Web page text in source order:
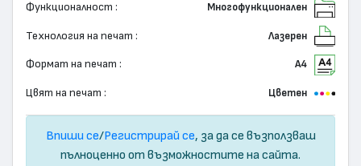
Функционалност : Многофункционален
Технология на печат : Лазерен
Формат на печат : А4
Цвят на печат : Цветен
Впиши се/Регистрирай се, за да се възползваш
пълноценно от възможностите на сайта.